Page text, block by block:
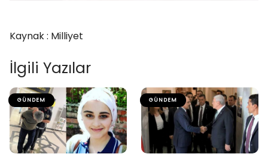
Kaynak : Milliyet
İlgili Yazılar
GÜNDEM GÜNDEM